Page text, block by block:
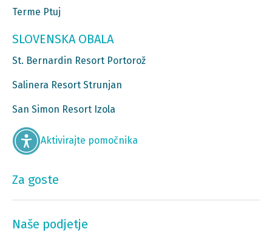
Terme Ptuj
SLOVENSKA OBALA
St. Bernardin Resort Portorož
Salinera Resort Strunjan
San Simon Resort Izola
Aktivirajte pomočnika
Za goste
Naše podjetje